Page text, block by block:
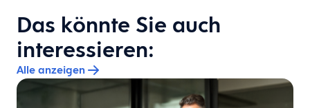
Das könnte Sie auch
interessieren:
Alle anzeigen